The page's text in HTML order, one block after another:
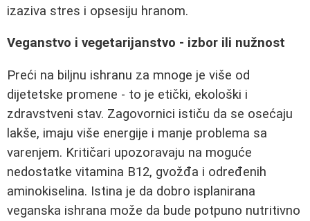
izaziva stres i opsesiju hranom.
Veganstvo i vegetarijanstvo - izbor ili nužnost
Preći na biljnu ishranu za mnoge je više od
dijetetske promene - to je etički, ekološki i
zdravstveni stav. Zagovornici ističu da se osećaju
lakše, imaju više energije i manje problema sa
varenjem. Kritičari upozoravaju na moguće
nedostatke vitamina B12, gvožđa i određenih
aminokiselina. Istina je da dobro isplanirana
veganska ishrana može da bude potpuno nutritivno